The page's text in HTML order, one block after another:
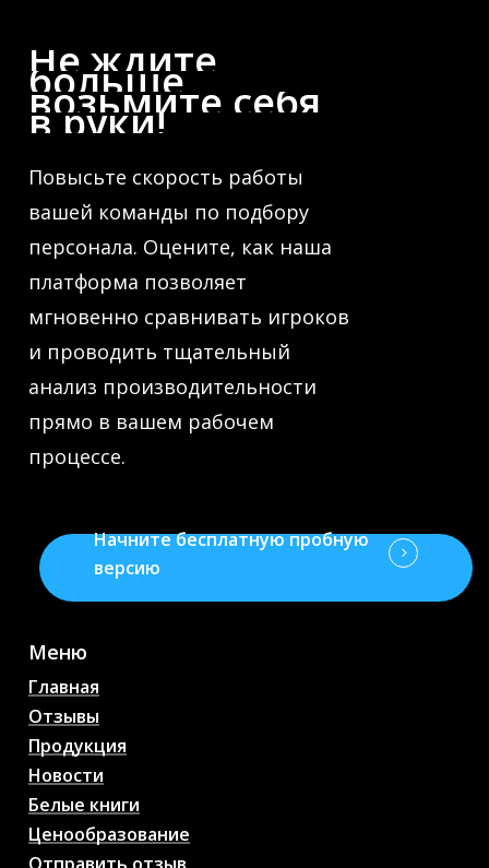
Не ждите
больше,
возьмите себя
в руки!
Повысьте скорость работы
вашей команды по подбору
персонала. Оцените, как наша
платформа позволяет
мгновенно сравнивать игроков
и проводить тщательный
анализ производительности
прямо в вашем рабочем
процессе.
Начните бесплатную пробную
версию
Меню
Главная
Отзывы
Продукция
Новости
Белые книги
Ценообразование